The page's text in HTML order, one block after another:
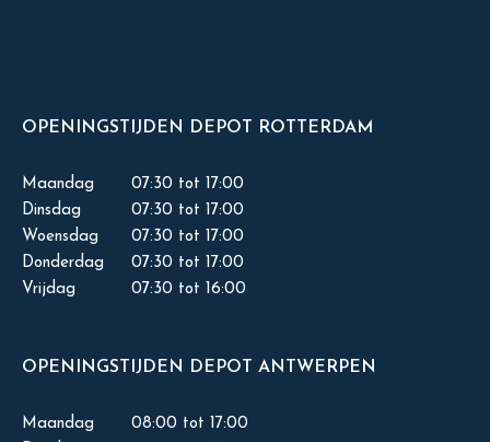
OPENINGSTIJDEN DEPOT ROTTERDAM
Maandag
07:30 tot 17:00
Dinsdag
07:30 tot 17:00
Woensdag
07:30 tot 17:00
Donderdag
07:30 tot 17:00
Vrijdag
07:30 tot 16:00
OPENINGSTIJDEN DEPOT ANTWERPEN
Maandag 08:00 tot 17:00